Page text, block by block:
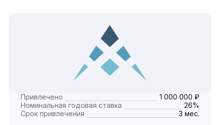
Привлечено
1 000 000 ₽
Номинальная годовая ставка
26%
Срок привлечения
3 мес.